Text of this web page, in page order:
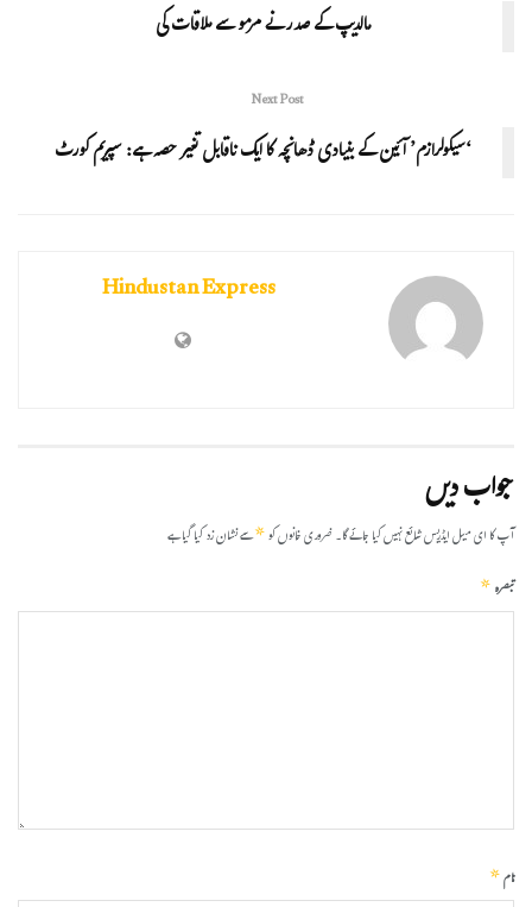
مالدیپ کے صدر نے مرمو سے ملاقات کی
Next Post
‘سیکولرازم’ آئین کے بنیادی ڈھانچہ کا ایک ناقابل تغیر حصہ ہے: سپریم کورٹ
Hindustan Express
جواب دیں
آپ کا ای میل ایڈریس شائع نہیں کیا جائے گا۔ضروری خانوں کو*سے نشان زد کیا گیا ہے
تبصرہ*
نام*